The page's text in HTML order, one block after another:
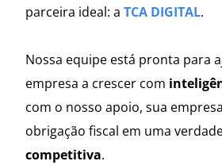
parceira ideal: a TCA DIGITAL.
Nossa equipe está pronta para
empresa a crescer com
com o nosso apoio, sua
obrigação fiscal em uma
competitiva.